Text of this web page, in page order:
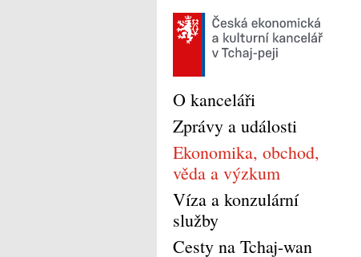
O kanceláři
Zprávy a události
Ekonomika, obchod,
věda a výzkum
Víza a konzulární
služby
Cesty na Tchaj-wan